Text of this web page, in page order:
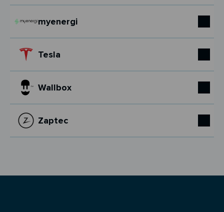
myenergi
Tesla
Wallbox
Zaptec